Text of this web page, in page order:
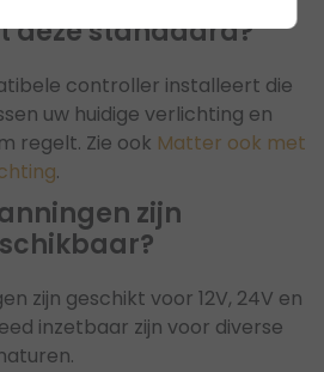
deze standaard?
controller installeert die
uw huidige verlichting en
regelt. Zie ook Matter ook met
.
zijn
zijn geschikt voor 12V, 24V en
inzetbaar zijn voor diverse